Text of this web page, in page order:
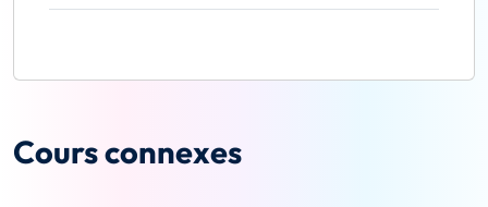
Cours connexes